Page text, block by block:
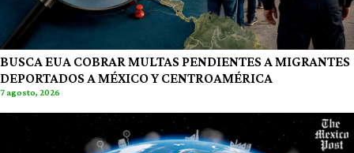
BUSCA EUA COBRAR MULTAS PENDIENTES A MIGRANTES
DEPORTADOS A MÉXICO Y CENTROAMÉRICA
7 agosto, 2026